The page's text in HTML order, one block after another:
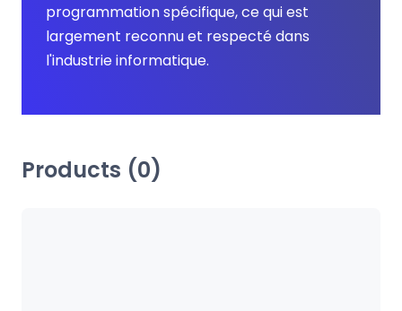
programmation spécifique, ce qui est
largement reconnu et respecté dans
l'industrie informatique.
Products (0)